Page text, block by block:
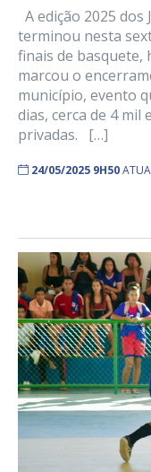
A edição 2025 dos
terminou nesta
finais de basquete,
marcou o
município, evento
dias, cerca de 4 mil
privadas. […]
24/05/2025 9H50